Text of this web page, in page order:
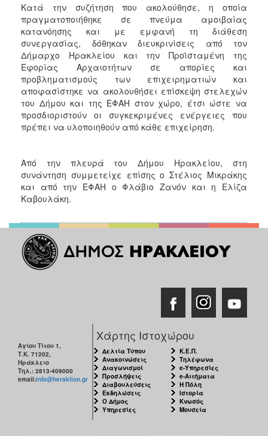
Κατά την συζήτηση που ακολούθησε, η οποία
πραγματοποιήθηκε σε πνεύμα αμοιβαίας
κατανόησης και με εμφανή τη διάθεση
συνεργασίας, δόθηκαν διευκρινίσεις από τον
Δήμαρχο Ηρακλείου και την Προϊσταμένη της
Εφορίας Αρχαιοτήτων σε απορίες και
προβληματισμούς των επιχειρηματιών και
αποφασίστηκε να ακολουθήσει επίσκεψη στελεχών
του Δήμου και της ΕΦΑΗ στον χώρο, έτσι ώστε να
προσδιοριστούν οι συγκεκριμένες ενέργειες που
πρέπει να υλοποιηθούν από κάθε επιχείρηση.
Από την πλευρά του Δήμου Ηρακλείου, στη
συνάντηση συμμετείχε επίσης ο Στέλιος Μικράκης
και από την ΕΦΑΗ ο Φλάβιο Ζανόν και η Ελίζα
Καβουλάκη.
Αγίου Τίτου 1,
Τ.Κ. 71202,
Ηράκλειο
Τηλ.: 2813-409000
email:info@heraklion.gr
Χάρτης Ιστοχώρου
Δελτία Τύπου
Ανακοινώσεις
Διαγωνισμοί
Προσλήψεις
Διαβουλεύσεις
Εκδηλώσεις
Ο Δήμος
Υπηρεσίες
Κ.Ε.Π.
Τηλέφωνα
e-Υπηρεσίες
e-Αιτήματα
Η Πόλη
Ιστορία
Κνωσός
Μουσεία